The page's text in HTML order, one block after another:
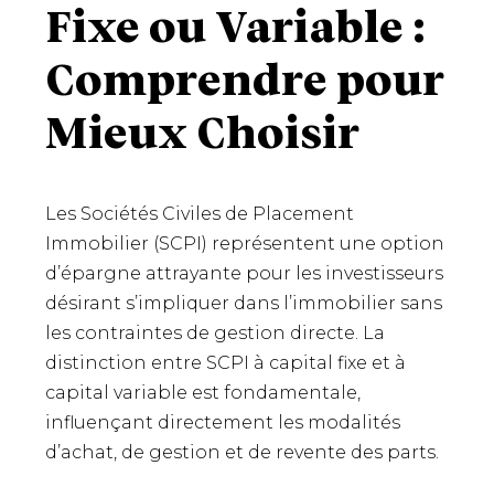
Fixe ou Variable :
Comprendre pour
Mieux Choisir
Les Sociétés Civiles de Placement
Immobilier (SCPI) représentent une option
d’épargne attrayante pour les investisseurs
désirant s’impliquer dans l’immobilier sans
les contraintes de gestion directe. La
distinction entre SCPI à capital fixe et à
capital variable est fondamentale,
influençant directement les modalités
d’achat, de gestion et de revente des parts.